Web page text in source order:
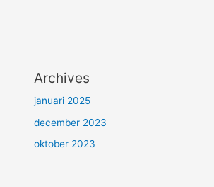
Archives
januari 2025
december 2023
oktober 2023